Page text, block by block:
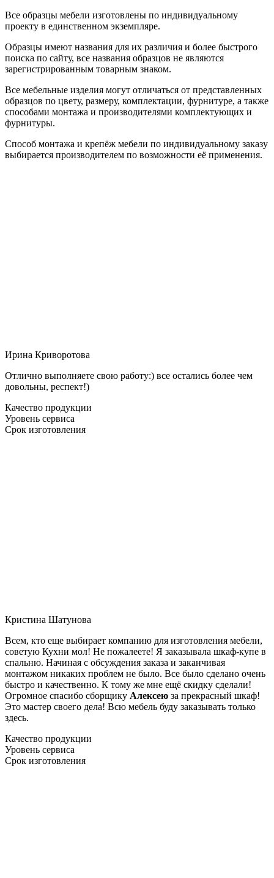
Все образцы мебели изготовлены по индивидуальному
проекту в единственном экземпляре.
Образцы имеют названия для их различия и более быстрого
поиска по сайту, все названия образцов не являются
зарегистрированным товарным знаком.
Все мебельные изделия могут отличаться от представленных
образцов по цвету, размеру, комплектации, фурнитуре, а также
способами монтажа и производителями комплектующих и
фурнитуры.
Способ монтажа и крепёж мебели по индивидуальному заказу
выбирается производителем по возможности её применения.
Ирина Криворотова
Отлично выполняете свою работу:) все остались более чем
довольны, респект!)
Качество продукции
Уровень сервиса
Срок изготовления
Кристина Шатунова
Всем, кто еще выбирает компанию для изготовления мебели,
советую Кухни мол! Не пожалеете! Я заказывала шкаф-купе в
спальню. Начиная с обсуждения заказа и заканчивая
монтажом никаких проблем не было. Все было сделано очень
быстро и качественно. К тому же мне ещё скидку сделали!
Огромное спасибо сборщику Алексею за прекрасный шкаф!
Это мастер своего дела! Всю мебель буду заказывать только
здесь.
Качество продукции
Уровень сервиса
Срок изготовления